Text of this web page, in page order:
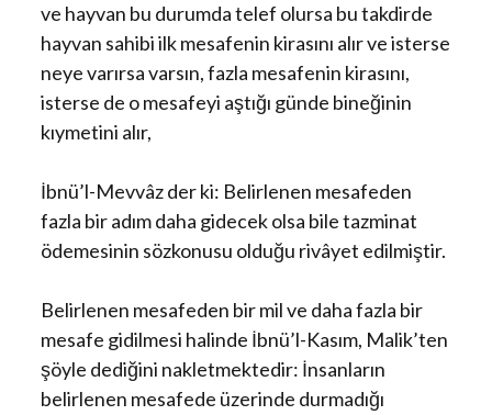
ve hayvan bu durumda telef olursa bu takdirde
hayvan sahibi ilk mesafenin kirasını alır ve isterse
neye varırsa varsın, fazla mesafenin kirasını,
isterse de o mesafeyi aştığı günde bineğinin
kıymetini alır,
İbnü’l-Mevvâz der ki: Belirlenen mesafeden
fazla bir adım daha gidecek olsa bile tazminat
ödemesinin sözkonusu olduğu rivâyet edilmiştir.
Belirlenen mesafeden bir mil ve daha fazla bir
mesafe gidilmesi halinde İbnü’l-Kasım, Malik’ten
şöyle dediğini nakletmektedir: İnsanların
belirlenen mesafede üzerinde durmadığı